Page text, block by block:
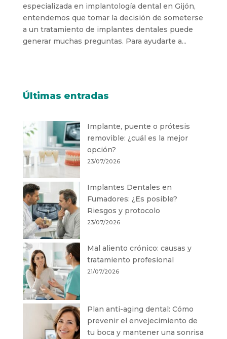
especializada en implantología dental en Gijón,
entendemos que tomar la decisión de someterse
a un tratamiento de implantes dentales puede
generar muchas preguntas. Para ayudarte a...
Últimas entradas
Implante, puente o prótesis
removible: ¿cuál es la mejor
opción?
23/07/2026
Implantes Dentales en
Fumadores: ¿Es posible?
Riesgos y protocolo
23/07/2026
Mal aliento crónico: causas y
tratamiento profesional
21/07/2026
Plan anti-aging dental: Cómo
prevenir el envejecimiento de
tu boca y mantener una sonrisa